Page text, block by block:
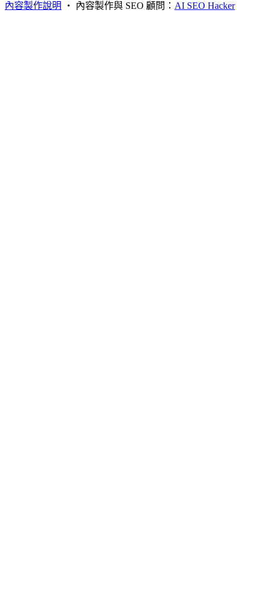
內容製作說明
・ 內容製作與 SEO 顧問： AI SEO Hacker